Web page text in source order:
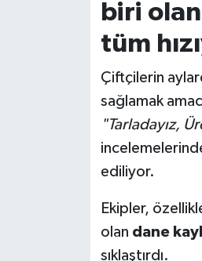
biri
tüm
Çiftçilerin
sağlamak
"Tarladayız,
ediliyor.
Ekipler,
olan dane
sıklaştırdı.
MAGAZİN